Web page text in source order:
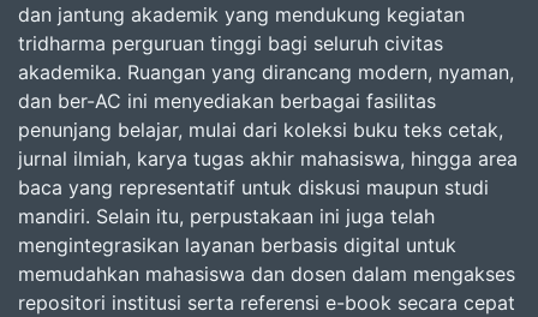
dan jantung akademik yang mendukung kegiatan
tridharma perguruan tinggi bagi seluruh civitas
akademika. Ruangan yang dirancang modern, nyaman,
dan ber-AC ini menyediakan berbagai fasilitas
penunjang belajar, mulai dari koleksi buku teks cetak,
jurnal ilmiah, karya tugas akhir mahasiswa, hingga area
baca yang representatif untuk diskusi maupun studi
mandiri. Selain itu, perpustakaan ini juga telah
mengintegrasikan layanan berbasis digital untuk
memudahkan mahasiswa dan dosen dalam mengakses
repositori institusi serta referensi e-book secara cepat